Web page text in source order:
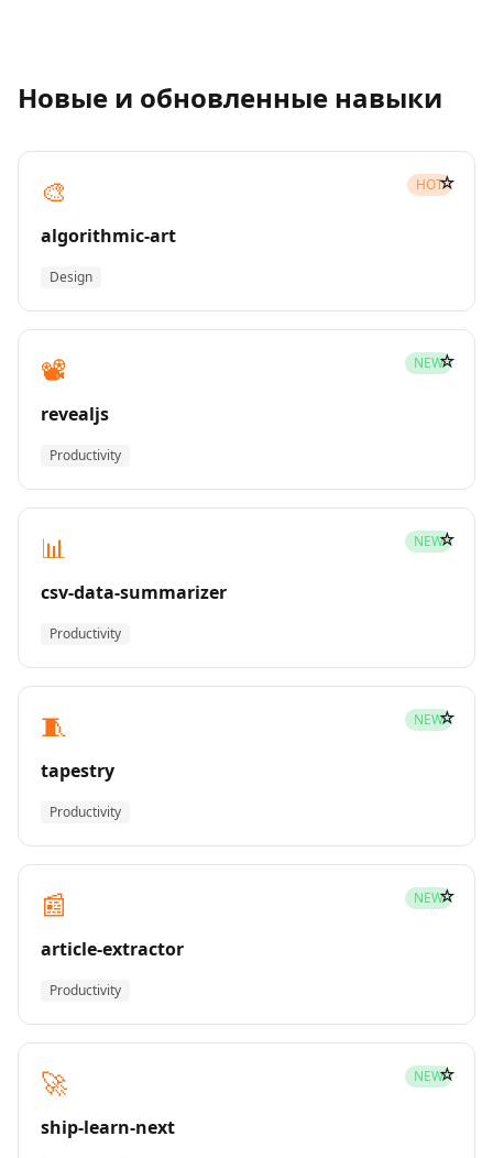
Новые и обновленные навыки
🎨 HOT
algorithmic-art
Design
☆
📽️ NEW
revealjs
Productivity
☆
📊 NEW
csv-data-summarizer
Productivity
☆
🧵 NEW
tapestry
Productivity
☆
📰 NEW
article-extractor
Productivity
☆
🚀 NEW
ship-learn-next
☆